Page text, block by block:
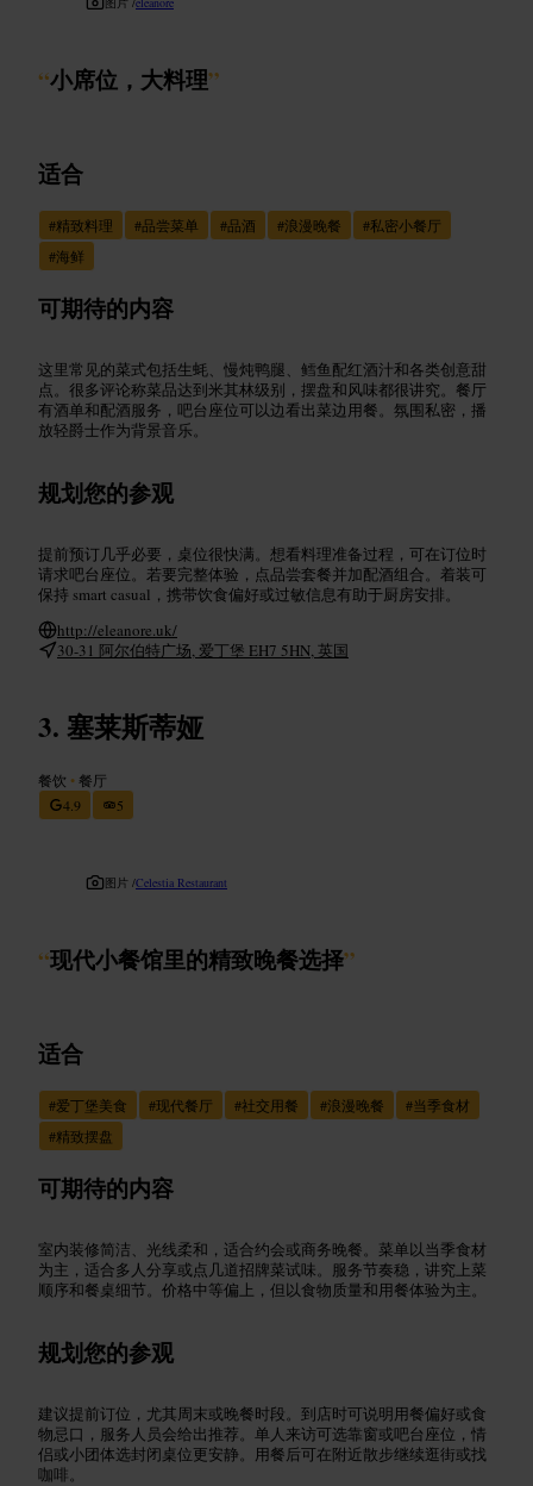
“小席位，大料理”
适合
#精致料理 #品尝菜单 #品酒 #浪漫晚餐 #私密小餐厅
#海鲜
可期待的内容
这里常见的菜式包括生蚝、慢炖鸭腿、鳕鱼配红酒汁和各类创意甜
点。很多评论称菜品达到米其林级别，摆盘和风味都很讲究。餐厅
有酒单和配酒服务，吧台座位可以边看出菜边用餐。氛围私密，播
放轻爵士作为背景音乐。
规划您的参观
提前预订几乎必要，桌位很快满。想看料理准备过程，可在订位时
请求吧台座位。若要完整体验，点品尝套餐并加配酒组合。着装可
保持 smart casual，携带饮食偏好或过敏信息有助于厨房安排。
http://eleanore.uk/
30-31 阿尔伯特广场, 爱丁堡 EH7 5HN, 英国
塞莱斯蒂娅
餐饮 •餐厅
4.9
5
图片 /Celestia Restaurant
“现代小餐馆里的精致晚餐选择”
适合
#爱丁堡美食 #现代餐厅 #社交用餐 #浪漫晚餐 #当季食材
#精致摆盘
可期待的内容
室内装修简洁、光线柔和，适合约会或商务晚餐。菜单以当季食材
为主，适合多人分享或点几道招牌菜试味。服务节奏稳，讲究上菜
顺序和餐桌细节。价格中等偏上，但以食物质量和用餐体验为主。
规划您的参观
建议提前订位，尤其周末或晚餐时段。到店时可说明用餐偏好或食
物忌口，服务人员会给出推荐。单人来访可选靠窗或吧台座位，情
侣或小团体选封闭桌位更安静。用餐后可在附近散步继续逛街或找
咖啡。